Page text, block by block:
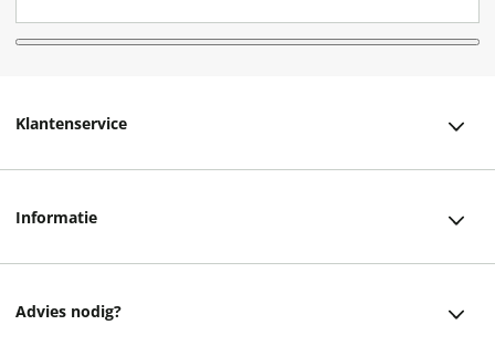
Klantenservice
Informatie
Advies nodig?